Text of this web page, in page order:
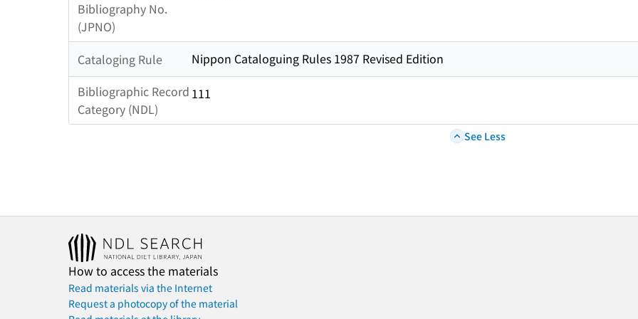
Bibliography No.
(JPNO)
Cataloging Rule
Nippon Cataloguing Rules 1987 Revised Edition
Bibliographic Record
Category (NDL)
111
See Less
How to access the materials
Read materials via the Internet
Request a photocopy of the material